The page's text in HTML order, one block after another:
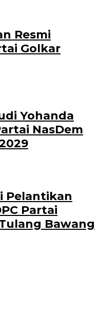
Resmi
Golkar
Yohanda
NasDem
Pelantikan
Partai
Bawang